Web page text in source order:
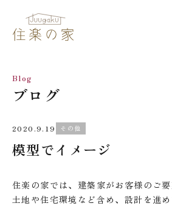
ブログ
Blog
2020.9.19 その他
模型でイメージ
住楽の家では、建築家がお客様のご
土地や住宅環境など含め、設計を進め